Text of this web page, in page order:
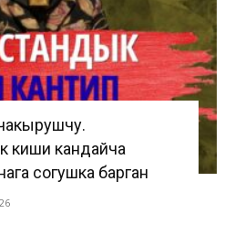
киши кандайча
согушка барган